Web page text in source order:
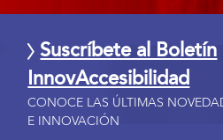
Suscríbete al Boletín
InnovAccesibilidad
CONOCE LAS ÚLTIMAS
E INNOVACIÓN